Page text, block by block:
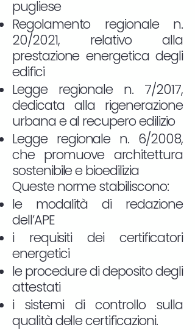
pugliese
Regolamento regionale n.
20/2021, relativo alla
prestazione energetica degli
edifici
Legge regionale n. 7/2017,
dedicata alla rigenerazione
urbana e al recupero edilizio
Legge regionale n. 6/2008,
che promuove architettura
sostenibile e bioedilizia
Queste norme stabiliscono:
le modalità di redazione
dell’APE
i requisiti dei certificatori
energetici
le procedure di deposito degli
attestati
i sistemi di controllo sulla
qualità delle certificazioni.